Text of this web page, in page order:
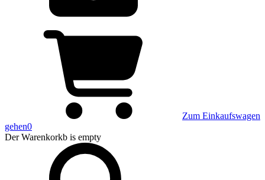
Zum Einkaufswagen
gehen0
Der Warenkorkb is empty